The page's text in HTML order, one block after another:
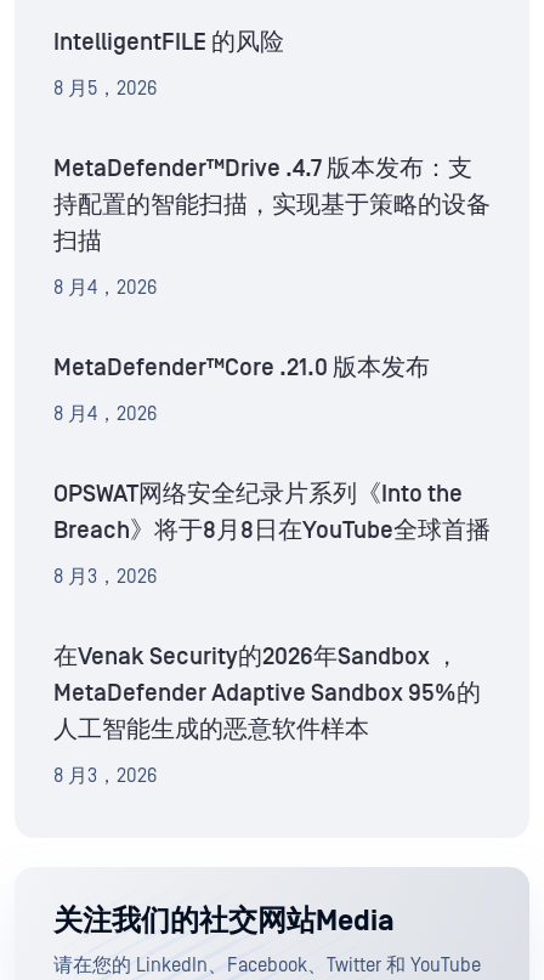
IntelligentFILE 的风险
8 月5，2026
MetaDefender™Drive .4.7 版本发布：支
持配置的智能扫描，实现基于策略的设备
扫描
8 月4，2026
MetaDefender™Core .21.0 版本发布
8 月4，2026
OPSWAT网络安全纪录片系列《Into the
Breach》将于8月8日在YouTube全球首播
8 月3，2026
在Venak Security的2026年Sandbox ，
MetaDefender Adaptive Sandbox 95%的
人工智能生成的恶意软件样本
8 月3，2026
关注我们的社交网站Media
请在您的 LinkedIn、Facebook、Twitter 和 YouTube